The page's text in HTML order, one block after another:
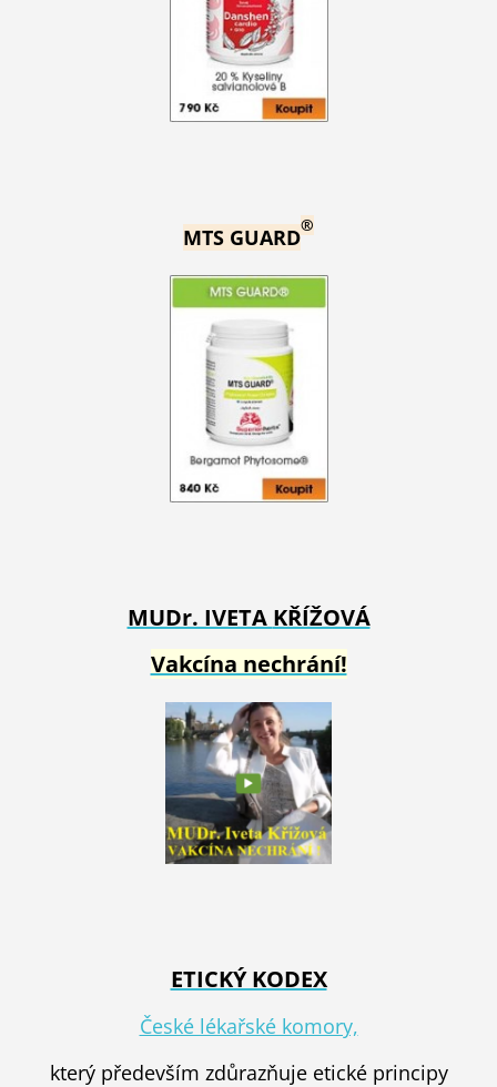
MTS GUARD®
MUDr. IVETA KŘÍŽOVÁ
Vakcína nechrání!
ETICKÝ KODEX
České lékařské komory,
který především zdůrazňuje etické principy